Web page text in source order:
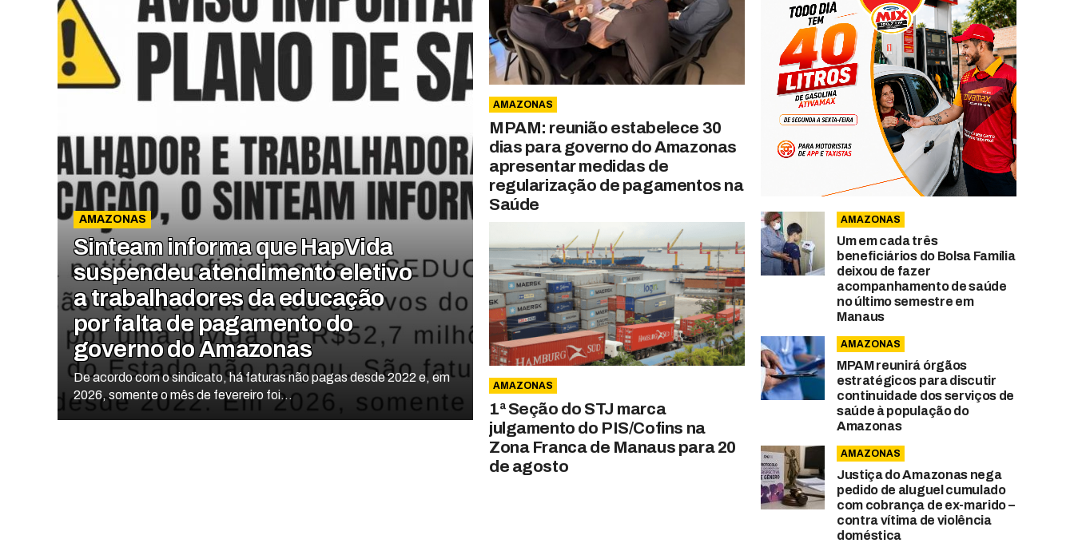
AMAZONAS
Sinteam informa que HapVida
suspendeu atendimento eletivo
a trabalhadores da educação
por falta de pagamento do
governo do Amazonas
De acordo com o sindicato, há faturas não pagas desde 2022 e, em
2026, somente o mês de fevereiro foi...
AMAZONAS
MPAM: reunião estabelece 30
dias para governo do Amazonas
apresentar medidas de
regularização de pagamentos na
Saúde
AMAZONAS
1ª Seção do STJ marca
julgamento do PIS/Cofins na
Zona Franca de Manaus para 20
de agosto
AMAZONAS
Um em cada três
beneficiários do Bolsa Família
deixou de fazer
acompanhamento de saúde
no último semestre em
Manaus
AMAZONAS
MPAM reunirá órgãos
estratégicos para discutir
continuidade dos serviços de
saúde à população do
Amazonas
AMAZONAS
Justiça do Amazonas nega
pedido de aluguel cumulado
com cobrança de ex-marido –
contra vítima de violência
doméstica